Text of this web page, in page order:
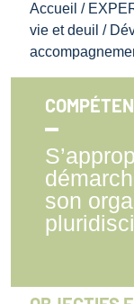
Accueil /
vie et deuil /
son